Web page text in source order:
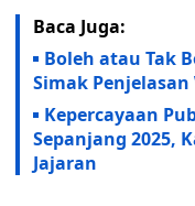
Baca Juga:
Boleh atau Tak
Simak
Kepercayaan
Sepanjang 2025,
Jajaran